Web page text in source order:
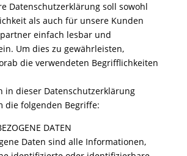
Datenschutzerklärung soll sowohl
als auch für unsere Kunden
einfach lesbar und
Um dies zu gewährleisten,
die verwendeten Begrifflichkeiten
in dieser Datenschutzerklärung
die folgenden Begriffe:
DATEN
Daten sind alle Informationen,